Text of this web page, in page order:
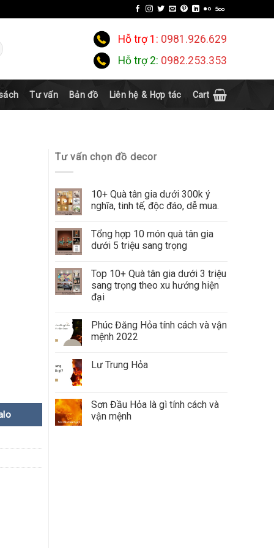
Hỗ trợ 1: 0981.926.629
Hỗ trợ 2: 0982.253.353
Tư vấn Bản đồ Liên hệ & Hợp tác Cart
Tư vấn chọn đồ decor
10+ Quà tân gia dưới 300k ý
nghĩa, tinh tế, độc đáo, dễ mua.
Tổng hợp 10 món quà tân gia
dưới 5 triệu sang trọng
Top 10+ Quà tân gia dưới 3 triệu
sang trọng theo xu hướng hiện
đại
Phúc Đăng Hỏa tính cách và vận
mệnh 2022
Lư Trung Hỏa
Sơn Đầu Hỏa là gì tính cách và
vận mệnh